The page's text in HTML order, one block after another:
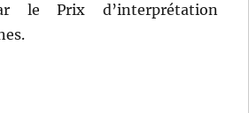
le Prix d’interprétation